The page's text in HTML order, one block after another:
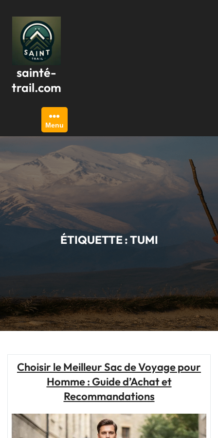
contenu
sainté-
trail.com
Menu
ÉTIQUETTE :TUMI
Choisir le Meilleur Sac de Voyage pour
Homme : Guide d’Achat et
Recommandations